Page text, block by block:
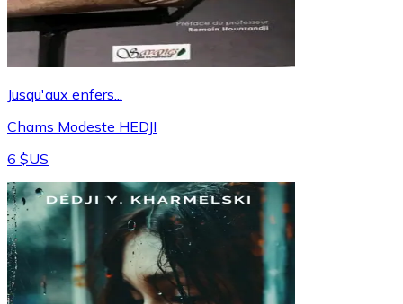
Jusqu'aux enfers...
Chams Modeste HEDJI
6 $US